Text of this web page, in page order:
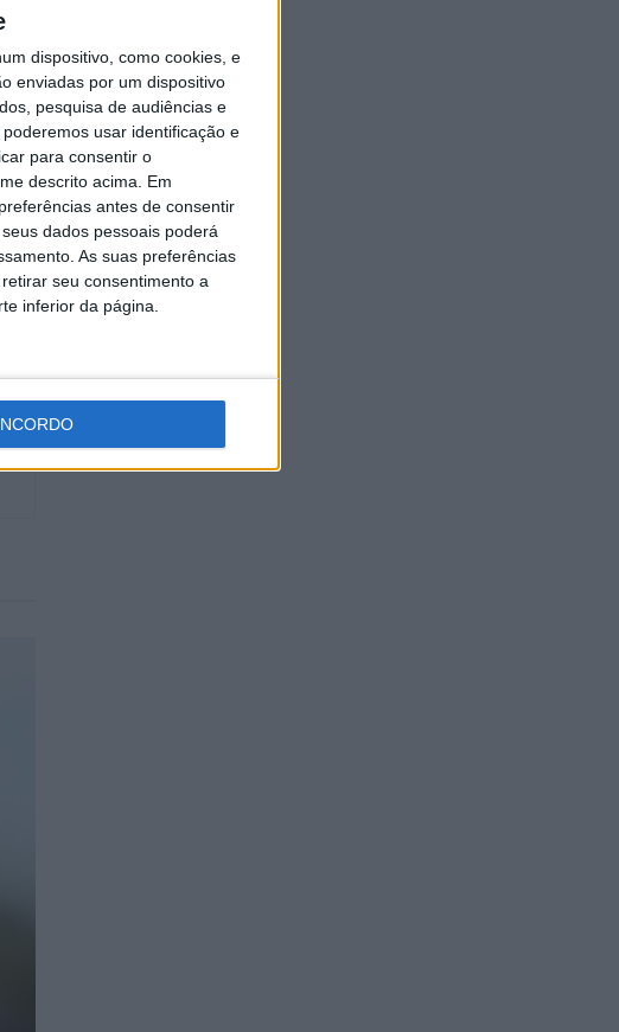
dispositivo, como cookies, e
enviadas por um dispositivo
pesquisa de audiências e
usar identificação e
para consentir o
descrito acima. Em
antes de consentir
dados pessoais poderá
As suas preferências
seu consentimento a
inferior da página.
e